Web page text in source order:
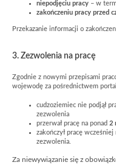
niepodjęciu pracy – w
zakończeniu pracy przed
Przekazanie informacji o
3. Zezwolenia na pracę
Zgodnie z nowymi przepisami
wojewodę za pośrednictwem
cudzoziemiec nie podjął
zezwolenia
przerwał pracę na ponad 2
zakończył pracę wcześniej
zezwolenia.
Za niewywiązanie się z